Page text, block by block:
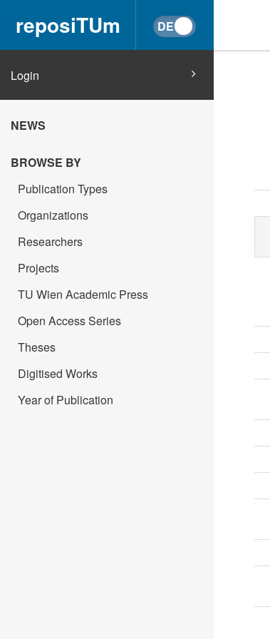
reposiTUm
Login
NEWS
BROWSE BY
Publication Types
Organizations
Researchers
Projects
TU Wien Academic Press
Open Access Series
Theses
Digitised Works
Year of Publication